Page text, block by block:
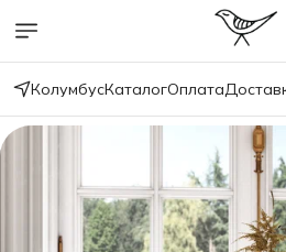
КолумбусКаталогОплата